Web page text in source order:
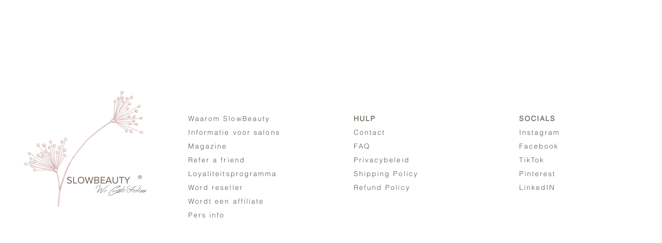
SLOWBEAUTY
We CreateFeeling
Waarom SlowBeauty
Informatie voor salons
Magazine
Refer a friend
Loyaliteitsprogramma
Word reseller
Wordt een affiliate
Pers info
HULP
Contact
FAQ
Privacybeleid
Shipping Policy
Refund Policy
SOCIALS
Instagram
Facebook
TikTok
Pinterest
LinkedIN
®